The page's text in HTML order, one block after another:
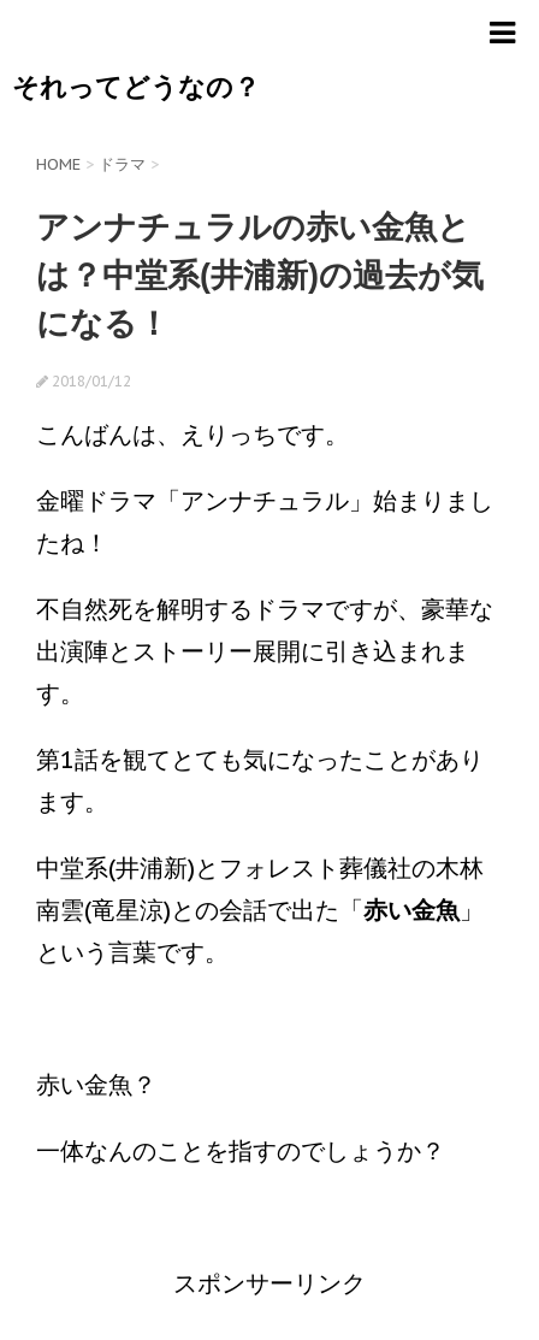
それってどうなの？
HOME > ドラマ >
アンナチュラルの赤い金魚と
は？中堂系(井浦新)の過去が気
になる！
2018/01/12
こんばんは、えりっちです。
金曜ドラマ「アンナチュラル」始まりまし
たね！
不自然死を解明するドラマですが、豪華な
出演陣とストーリー展開に引き込まれま
す。
第1話を観てとても気になったことがあり
ます。
中堂系(井浦新)とフォレスト葬儀社の木林
南雲(竜星涼)との会話で出た「赤い金魚 」
という言葉です。
赤い金魚？
一体なんのことを指すのでしょうか？
スポンサーリンク